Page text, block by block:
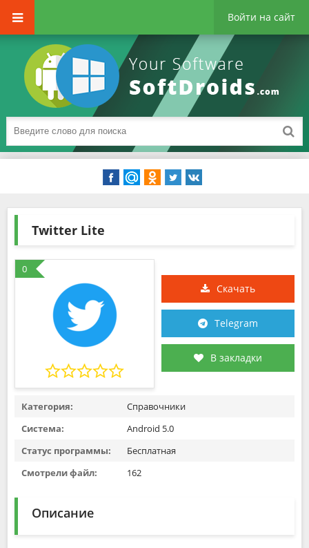
Войти на сайт
Twitter Lite
0
Скачать
Telegram
В закладки
Категория:
Справочники
Система:
Android 5.0
Статус программы:
Бесплатная
Смотрели файл:
162
Описание